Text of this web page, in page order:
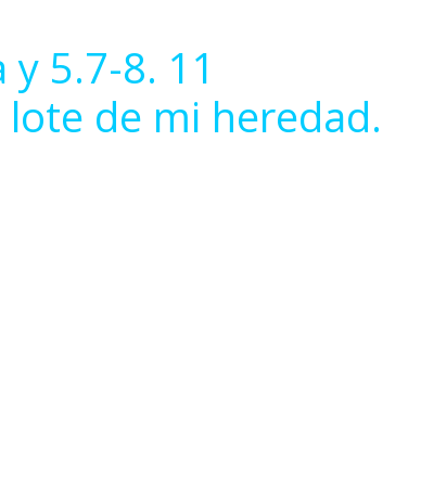
5.7-8. 11
lote de mi heredad.